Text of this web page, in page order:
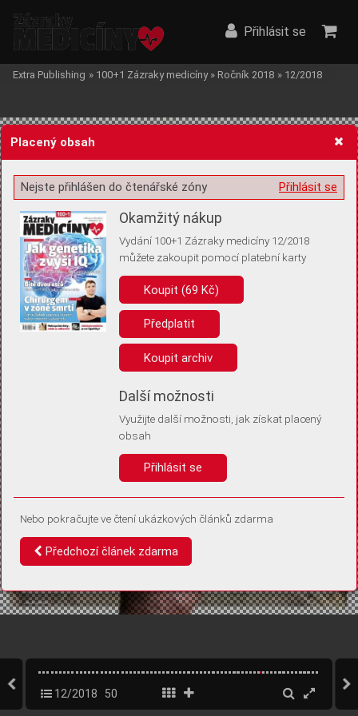
Žádost o souhlas s ukládáním volitelných informací
Pro základní fungování webu nepotřebujeme ukládat žádné informace
(tzv. cookies apod.). Rádi bychom vás ale požádali o souhlas s
uložením volitelných informací:
Anonymní unikátní ID
Díky němu příště poznáme, že se jedná o stejné zařízení, a
Identifikátor je zcela anonymní.
Vaše souhlasy a odmítnutí si ukládáme do vašeho zařízení, abychom se
vás už příště znovu neptali. Můžete je kdykoli později upravit ve Správě
Přihlásit se
Extra Publishing » 100+1 Zázraky medicíny » Ročník 2018 » 12/2018
12/2018 50
Placený obsah
Přihlásit se
Nejste přihlášen do čtenářské zóny
Okamžitý nákup
Vydání 100+1 Zázraky medicíny 12/2018
můžete zakoupit pomocí platební karty
Koupit (69 Kč)
Předplatit
Koupit archiv
Další možnosti
Využijte další možnosti, jak získat placený
obsah
Přihlásit se
Nebo pokračujte ve čtení ukázkových článků zdarma
Předchozí článek zdarma